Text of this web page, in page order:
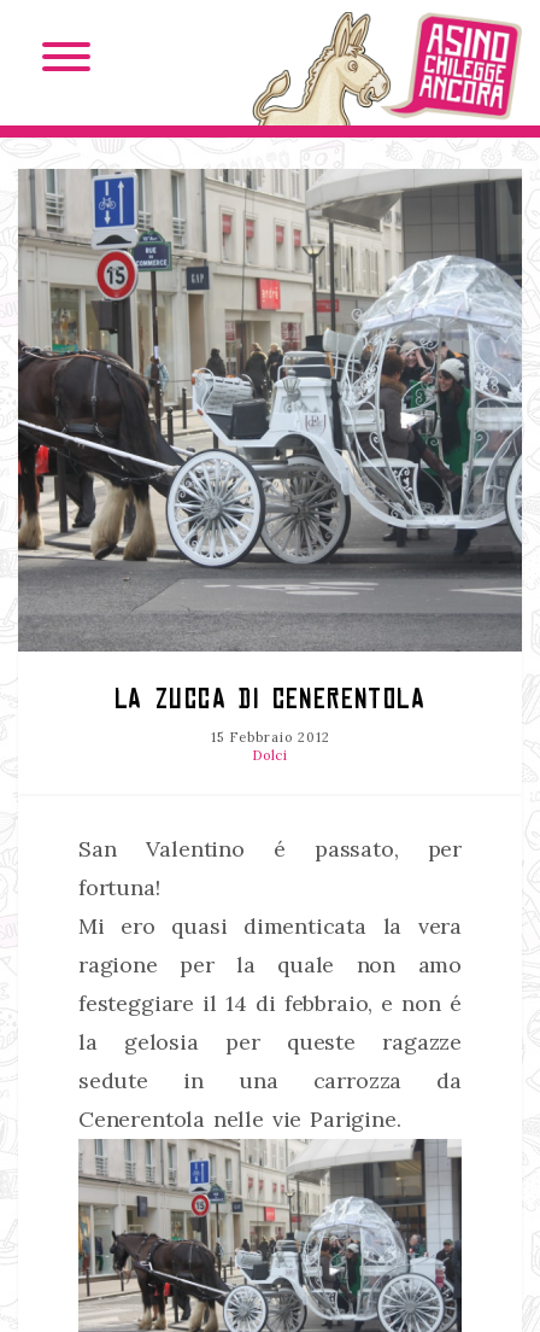
LA ZUCCA DI CENERENTOLA
15 Febbraio 2012
Dolci
San Valentino é passato, per
fortuna!
Mi ero quasi dimenticata la vera
ragione per la quale non amo
festeggiare il 14 di febbraio, e non é
la gelosia per queste ragazze
sedute in una carrozza da
Cenerentola nelle vie Parigine.